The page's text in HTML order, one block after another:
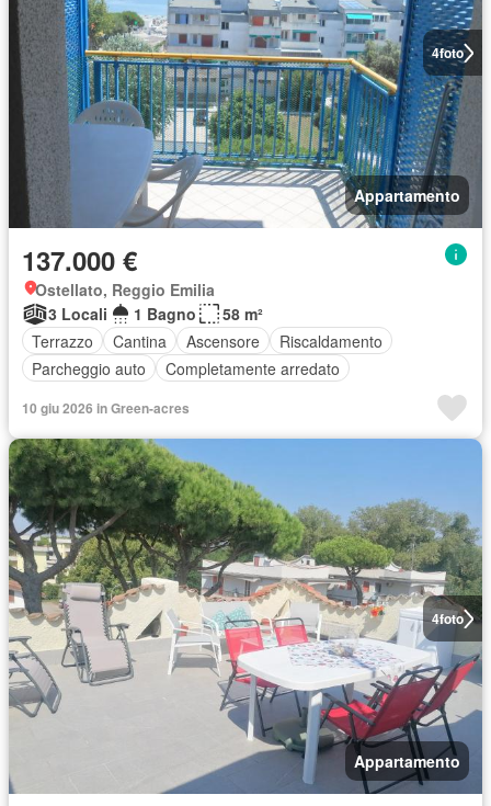
4foto
Appartamento
137.000 €
Ostellato, Reggio Emilia
3 Locali
1 Bagno
58 m²
Terrazzo
Cantina Ascensore
Riscaldamento
Parcheggio auto
Completamente arredato
10 giu 2026 in Green-acres
4foto
Appartamento